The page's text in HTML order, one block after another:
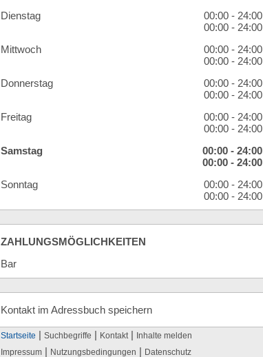
Dienstag
00:00 - 24:00
00:00 - 24:00
Mittwoch
00:00 - 24:00
00:00 - 24:00
Donnerstag
00:00 - 24:00
00:00 - 24:00
Freitag
00:00 - 24:00
00:00 - 24:00
Samstag
00:00 - 24:00
00:00 - 24:00
Sonntag
00:00 - 24:00
00:00 - 24:00
ZAHLUNGSMÖGLICHKEITEN
Bar
Kontakt im Adressbuch speichern
Startseite | Suchbegriffe | Kontakt | Inhalte melden
Impressum | Nutzungsbedingungen | Datenschutz